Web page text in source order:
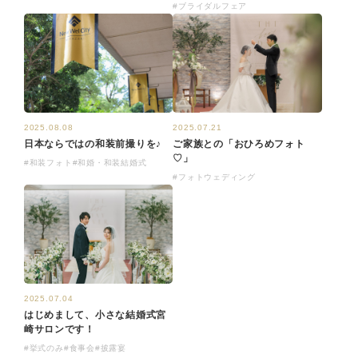
#ブライダルフェア
2025.08.08
日本ならではの和装前撮りを♪
#和装フォト #和婚・和装結婚式
2025.07.21
ご家族との「おひろめフォト
♡」
#フォトウェディング
2025.07.04
はじめまして、小さな結婚式宮
崎サロンです！
#挙式のみ#食事会#披露宴